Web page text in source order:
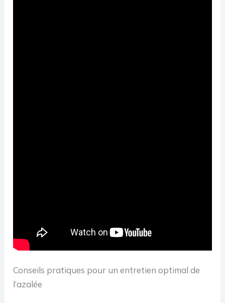
Conseils pratiques pour un entretien optimal de
l’azalée